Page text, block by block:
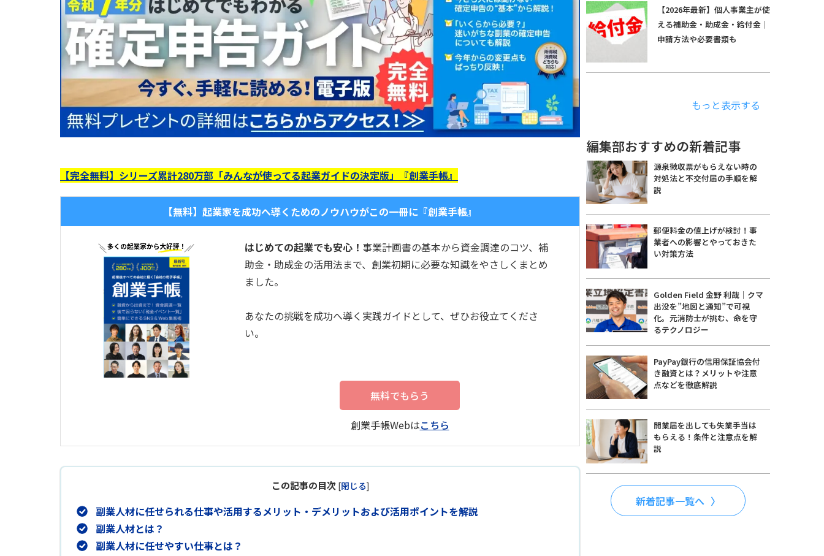
【完全無料】シリーズ累計280万部「みんなが使ってる起業ガイドの決定版」『創業手帳』
【無料】起業家を成功へ導くためのノウハウがこの一冊に『創業手帳』
はじめての起業でも安心！ 事業計画書の基本から資金調達のコツ、補
助金・助成金の活用法まで、創業初期に必要な知識をやさしくまとめ
ました。
あなたの挑戦を成功へ導く実践ガイドとして、ぜひお役立てくださ
い。
無料でもらう
創業手帳Webはこちら
この記事の目次 [閉じる]
副業人材に任せられる仕事や活用するメリット・デメリットおよび活用ポイントを解説
副業人材とは？
副業人材に任せやすい仕事とは？
【2026年最新】個人事業主が使
える補助金・助成金・給付金｜
申請方法や必要書類も
もっと表示する
編集部おすすめの新着記事
源泉徴収票がもらえない時の
対処法と不交付届の手順を解
説
郵便料金の値上げが検討！事
業者への影響とやっておきた
い対策方法
Golden Field 金野 利哉｜クマ
出没を”地図と通知”で可視
化。元消防士が挑む、命を守
るテクノロジー
PayPay銀行の信用保証協会付
き融資とは？メリットや注意
点などを徹底解説
開業届を出しても失業手当は
もらえる！条件と注意点を解
説
新着記事一覧へ